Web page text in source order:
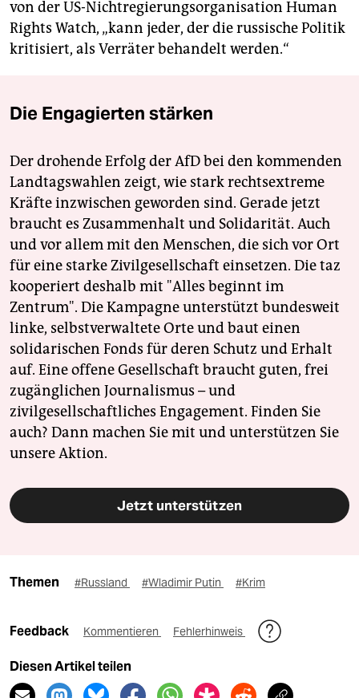
von der US-Nichtregierungsorganisation Human
Rights Watch, „kann jeder, der die russische Politik
kritisiert, als Verräter behandelt werden.“
Die Engagierten stärken
Der drohende Erfolg der AfD bei den kommenden
Landtagswahlen zeigt, wie stark rechtsextreme
Kräfte inzwischen geworden sind. Gerade jetzt
braucht es Zusammenhalt und Solidarität. Auch
und vor allem mit den Menschen, die sich vor Ort
für eine starke Zivilgesellschaft einsetzen. Die taz
kooperiert deshalb mit "Alles beginnt im
Zentrum". Die Kampagne unterstützt bundesweit
linke, selbstverwaltete Orte und baut einen
solidarischen Fonds für deren Schutz und Erhalt
auf. Eine offene Gesellschaft braucht guten, frei
zugänglichen Journalismus – und
zivilgesellschaftliches Engagement. Finden Sie
auch? Dann machen Sie mit und unterstützen Sie
unsere Aktion.
Jetzt unterstützen
Themen #Russland #Wladimir Putin #Krim
Feedback Kommentieren Fehlerhinweis
Diesen Artikel teilen